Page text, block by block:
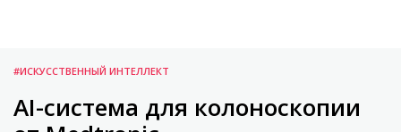
#ИСКУССТВЕННЫЙ ИНТЕЛЛЕКТ
AI-система для колоноскопии